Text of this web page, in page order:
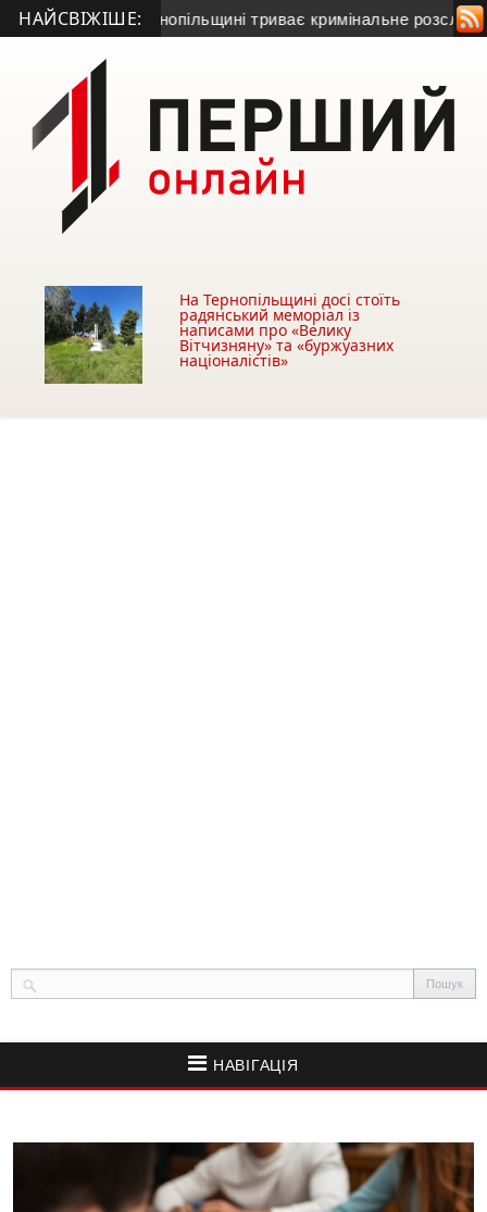
НАЙСВІЖІШЕ:
Серет: на Тернопільщині триває кримінальне
На Тернопільщині досі стоїть
радянський меморіал із
написами про «Велику
Вітчизняну» та «буржуазних
націоналістів»
НАВІГАЦІЯ